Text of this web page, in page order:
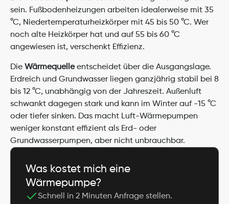
sein. Fußbodenheizungen arbeiten idealerweise mit 35
°C, Niedertemperaturheizkörper mit 45 bis 50 °C. Wer
noch alte Heizkörper hat und auf 55 bis 60 °C
angewiesen ist, verschenkt Effizienz.
Die Wärmequelle entscheidet über die Ausgangslage.
Erdreich und Grundwasser liegen ganzjährig stabil bei 8
bis 12 °C, unabhängig von der Jahreszeit. Außenluft
schwankt dagegen stark und kann im Winter auf -15 °C
oder tiefer sinken. Das macht Luft-Wärmepumpen
weniger konstant effizient als Erd- oder
Grundwasserpumpen, aber nicht unbrauchbar.
Was kostet mich eine
Wärmepumpe?
Schnell in 2 Minuten Anfrage stellen.